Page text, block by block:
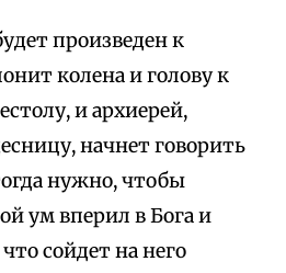
произведен к
колена и голову к
и архиерей,
начнет говорить
нужно, чтобы
ум вперил в Бога и
сойдет на него